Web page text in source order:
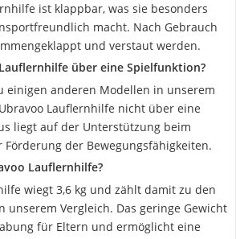
ist klappbar, was sie besonders
macht. Nach Gebrauch
und verstaut werden.
über eine Spielfunktion?
einigen anderen Modellen in unserem
Lauflernhilfe nicht über eine
liegt auf der Unterstützung beim
der Bewegungsfähigkeiten.
Lauflernhilfe?
wiegt 3,6 kg und zählt damit zu den
unserem Vergleich. Das geringe Gewicht
für Eltern und ermöglicht eine